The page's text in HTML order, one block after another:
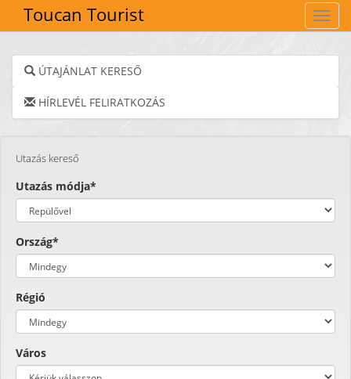
Toucan Tourist
ÚTAJÁNLAT KERESŐ
HÍRLEVÉL FELIRATKOZÁS
Utazás kereső
Utazás módja*
Ország*
Régió
Város